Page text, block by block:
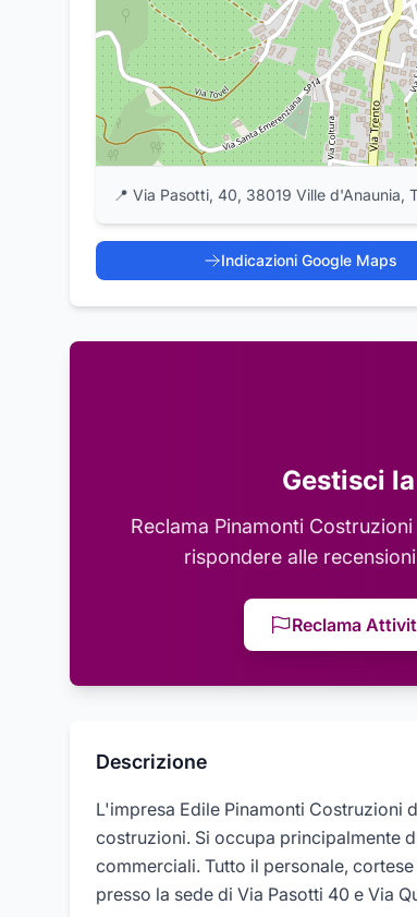
📍 Via Pasotti, 40, 38019 Ville d'Anaunia,
Indicazioni Google Maps
Gestisci
Reclama Pinamonti
rispondere alle
Reclama
Descrizione
L'impresa Edile Pinamonti Costruzioni
costruzioni. Si occupa principalmente
commerciali. Tutto il personale,
presso la sede di Via Pasotti 40 e Via